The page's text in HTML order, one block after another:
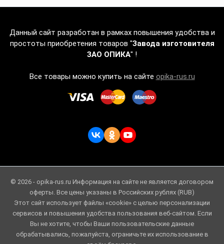
Данный сайт разработан в рамках повышения удобства и
простоты приобретения товаров "Завода изготовителя
ЗАО ОПИКА" !
Все товары можно купить на сайте opika-rus.ru
© 2026 - opika-rus.ru Информация на сайте не является договором
оферты. Все цены указаны в Российских рублях (RUB)
Этот сайт использует файлы «cookie» с целью персонализации
сервисов и повышения удобства пользования веб-сайтом. Если
Вы не хотите, чтобы Ваши пользовательские данные
обрабатывались, пожалуйста, ограничьте их использование в